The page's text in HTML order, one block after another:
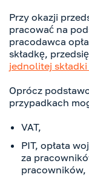
Przy okazji
pracować na
pracodawca
składkę,
jednolitej składki
Oprócz
przypadkach
VAT,
PIT, opłata
za
pracowników,